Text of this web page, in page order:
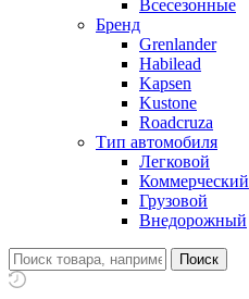
Всесезонные
Бренд
Grenlander
Habilead
Kapsen
Kustone
Roadcruza
Тип автомобиля
Легковой
Коммерческий
Грузовой
Внедорожный